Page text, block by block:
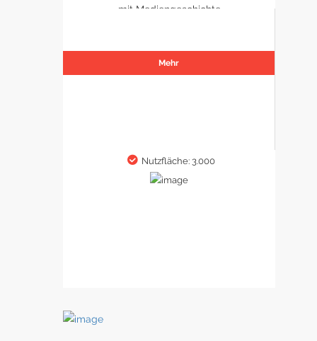
mit Mediengeschichte
Mehr
Nutzfläche: 3.000